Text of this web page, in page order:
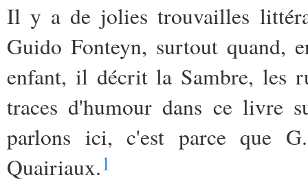
Il y a de jolies trouvailles
Guido Fonteyn, surtout quand,
enfant, il décrit la Sambre, les
traces d'humour dans ce livre
parlons ici, c'est parce que
Quairiaux.1